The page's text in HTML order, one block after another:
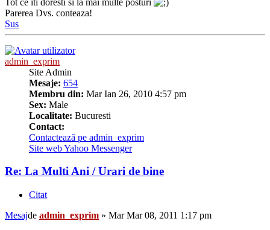
Parerea Dvs. conteaza!
Sus
admin_exprim
Site Admin
Mesaje: 654
Membru din: Mar Ian 26, 2010 4:57 pm
Sex: Male
Localitate: Bucuresti
Contact:
Contactează pe admin_exprim
Site webYahoo Messenger
Re: La Multi Ani / Urari de bine
Citat
Mesajde admin_exprim » Mar Mar 08, 2011 1:17 pm